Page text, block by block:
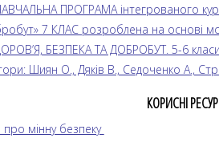
ПРОГРАМА інтегрованого
7 КЛАС розроблена на основі
БЕЗПЕКА ТА ДОБРОБУТ. 5-6
Шиян О., Дяків В., Седоченко А.,
КОРИСНІ
про мінну безпеку